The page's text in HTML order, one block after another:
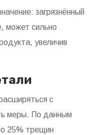
загрязнённый
может сильно
увеличив
с
меры. По данным
25% трещин